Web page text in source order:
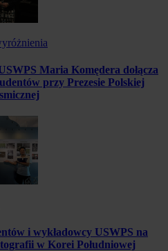
Maria Komędera dołącza
przy Prezesie Polskiej
i wykładowcy USWPS na
w Korei Południowej